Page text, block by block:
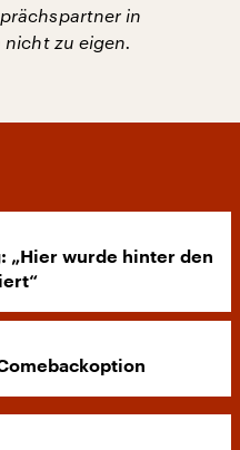
in
nicht zu eigen.
„Hier wurde hinter den